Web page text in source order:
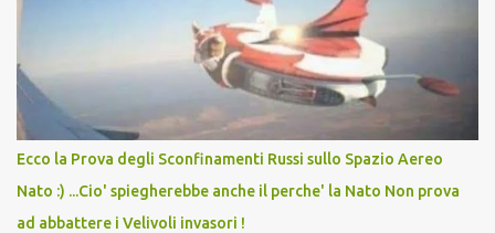
andava bene anche, a Temperatura Ambiente"! Riproponiamo
l'articolo per NON Dimenticare!
Ecco la Prova degli Sconfinamenti Russi sullo Spazio Aereo
Nato :) ...Cio' spiegherebbe anche il perche' la Nato Non prova
ad abbattere i Velivoli invasori !